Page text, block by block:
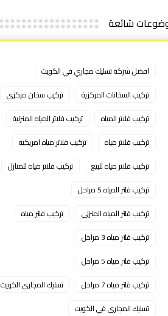
شائعة
افضل شركة تسليك مجاري في الكويت
تركيب السخانات المركزية
تركيب سخان مركزي
تركيب فلاتر المياه
تركيب فلاتر المياه المنزلية
تركيب فلاتر مياه
تركيب فلاتر مياه امريكيه
تركيب فلاتر مياه للبيع
تركيب فلاتر مياه للمنازل
تركيب فلتر المياه 5 مراحل
تركيب فلتر المياه المنزلي
تركيب فلتر مياه
تركيب فلتر مياه 3 مراحل
تركيب فلتر مياه 5 مراحل
تركيب فلتر مياه 7 مراحل
تسليك المجاري الكويت
تسليك المجاري في الكويت